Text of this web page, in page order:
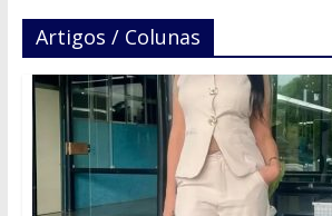
Artigos / Colunas